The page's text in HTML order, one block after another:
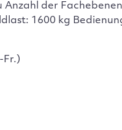
Anzahl der
1600 kg
Fr.)